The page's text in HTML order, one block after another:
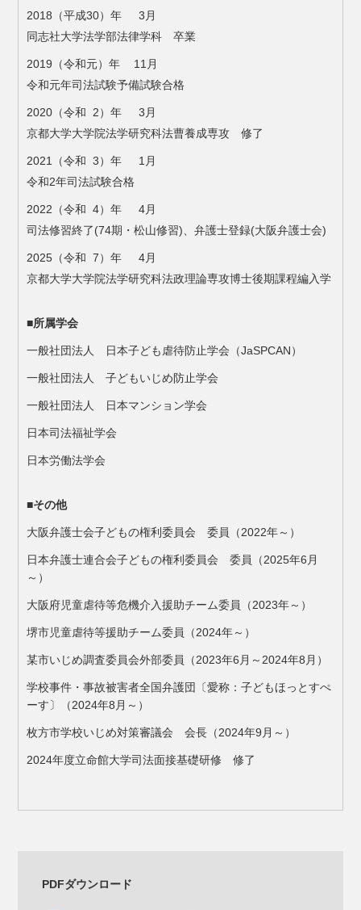
2018（平成30）年 3月
同志社大学法学部法律学科 卒業
2019（令和元）年 11月
令和元年司法試験予備試験合格
2020（令和 2）年 3月
京都大学大学院法学研究科法曹養成専攻 修了
2021（令和 3）年 1月
令和2年司法試験合格
2022（令和 4）年 4月
司法修習終了(74期・松山修習)、弁護士登録(大阪弁護士会)
2025（令和 7）年 4月
京都大学大学院法学研究科法政理論専攻博士後期課程編入学
■所属学会
一般社団法人 日本子ども虐待防止学会（JaSPCAN）
一般社団法人 子どもいじめ防止学会
一般社団法人 日本マンション学会
日本司法福祉学会
日本労働法学会
■その他
大阪弁護士会子どもの権利委員会 委員（2022年～）
日本弁護士連合会子どもの権利委員会 委員（2025年6月
～）
大阪府児童虐待等危機介入援助チーム委員（2023年～）
堺市児童虐待等援助チーム委員（2024年～）
某市いじめ調査委員会外部委員（2023年6月～2024年8月）
学校事件・事故被害者全国弁護団〔愛称：子どもほっとすぺ
ーす〕（2024年8月～）
枚方市学校いじめ対策審議会 会長（2024年9月～）
2024年度立命館大学司法面接基礎研修 修了
PDFダウンロード